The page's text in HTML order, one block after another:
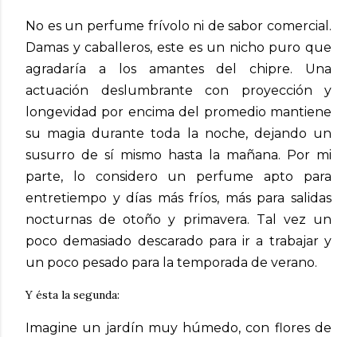
No es un perfume frívolo ni de sabor comercial.
Damas y caballeros, este es un nicho puro que
agradaría a los amantes del chipre. Una
actuación deslumbrante con proyección y
longevidad por encima del promedio mantiene
su magia durante toda la noche, dejando un
susurro de sí mismo hasta la mañana. Por mi
parte, lo considero un perfume apto para
entretiempo y días más fríos, más para salidas
nocturnas de otoño y primavera. Tal vez un
poco demasiado descarado para ir a trabajar y
un poco pesado para la temporada de verano.
Y ésta la segunda:
Imagine un jardín muy húmedo, con flores de